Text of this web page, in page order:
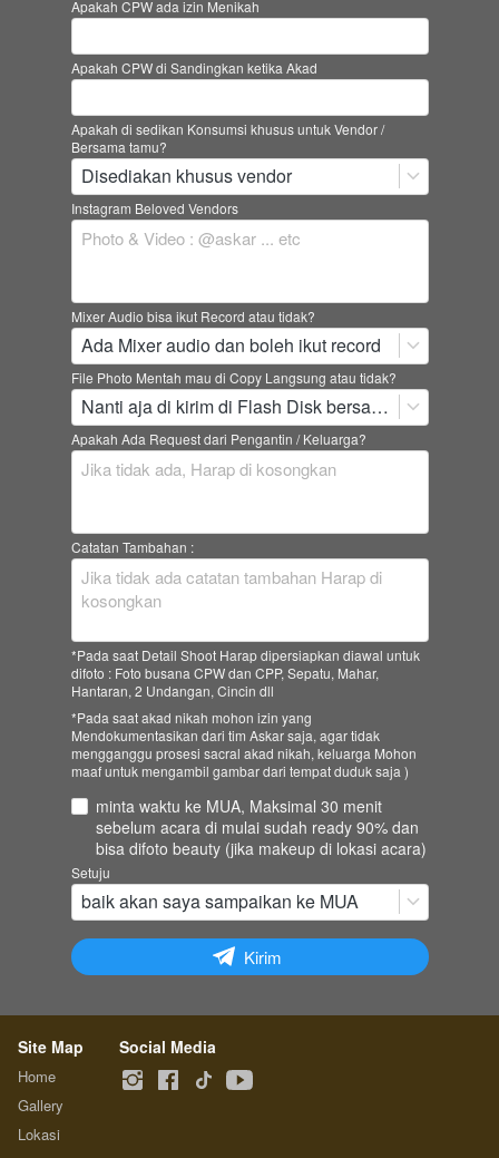
Apakah CPW ada izin Menikah
Apakah CPW di Sandingkan ketika Akad
Apakah di sedikan Konsumsi khusus untuk Vendor /
Bersama tamu?
Disediakan khusus vendor
Instagram Beloved Vendors
Mixer Audio bisa ikut Record atau tidak?
Ada Mixer audio dan boleh ikut record
File Photo Mentah mau di Copy Langsung atau tidak?
Nanti aja di kirim di Flash Disk bersama Album dan yang lainnya
Apakah Ada Request dari Pengantin / Keluarga?
Catatan Tambahan :
*Pada saat Detail Shoot Harap dipersiapkan diawal untuk
difoto : Foto busana CPW dan CPP, Sepatu, Mahar,
Hantaran, 2 Undangan, Cincin dll
*Pada saat akad nikah mohon izin yang
Mendokumentasikan dari tim Askar saja, agar tidak
mengganggu prosesi sacral akad nikah, keluarga Mohon
maaf untuk mengambil gambar dari tempat duduk saja )
minta waktu ke MUA, Maksimal 30 menit
sebelum acara di mulai sudah ready 90% dan
bisa difoto beauty (jika makeup di lokasi acara)
Setuju
baik akan saya sampaikan ke MUA
` Kirim
Site Map
Home
Gallery
Lokasi
Social Media